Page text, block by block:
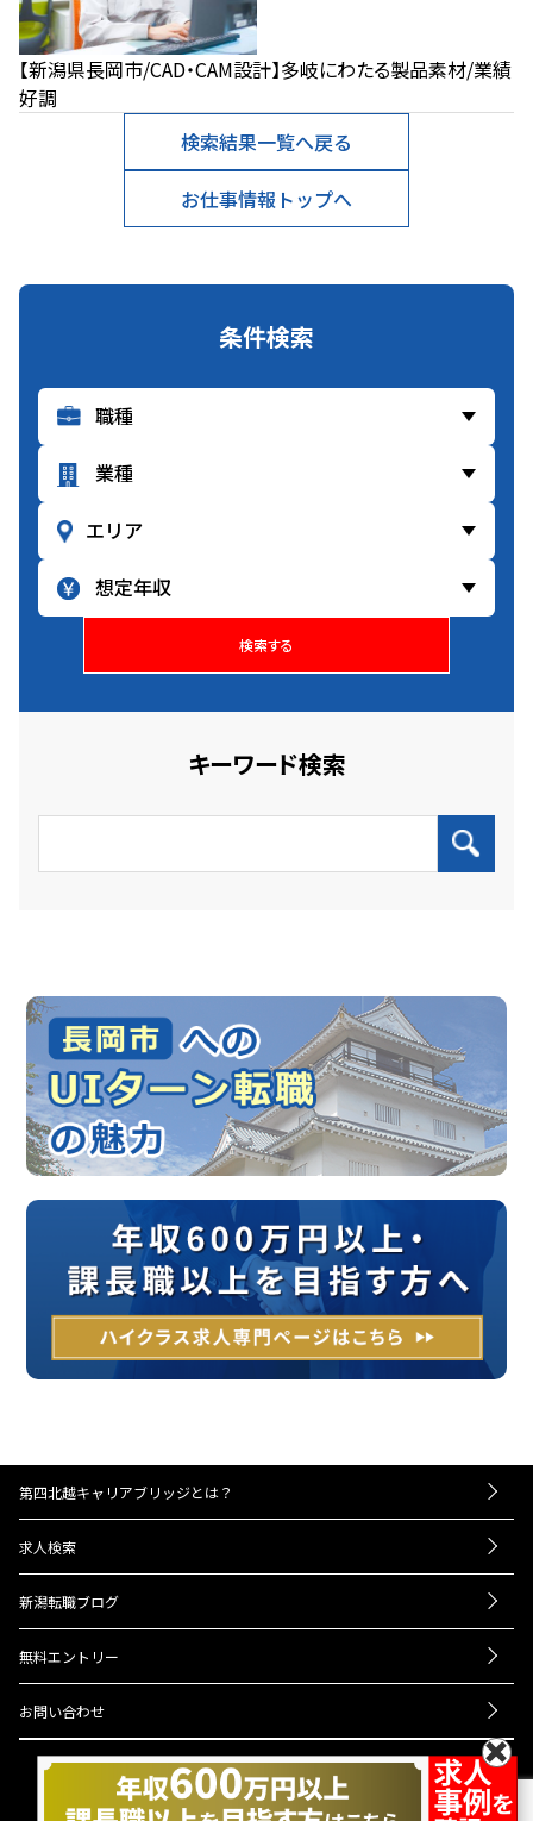
条件検索
検索する
キーワード検索
【新潟県長岡市/CAD・CAM設計】多岐にわたる製品素材/業績
好調
検索結果一覧へ戻る
お仕事情報トップへ
第四北越キャリアブリッジとは？
－UIターンをお考えの方へ
求人検索
Q＆A
新潟転職ブログ
プライバシーポリシー
無料エントリー
お問い合わせ